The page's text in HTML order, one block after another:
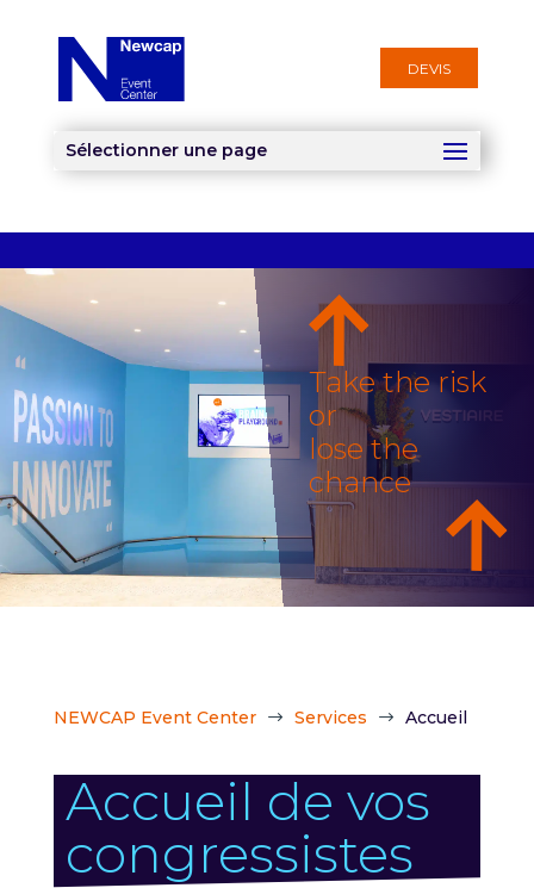
DEVIS
Sélectionner une page
Take the risk
or
lose the
chance
NEWCAP Event Center $ Services $ Accueil
Accueil de vos
congressistes